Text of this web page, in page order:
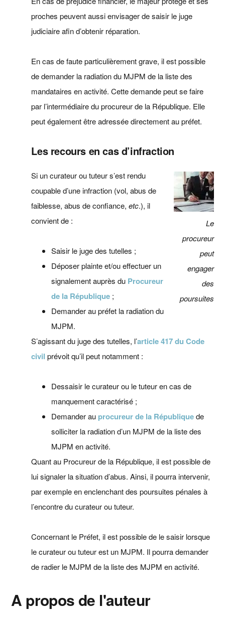
proches peuvent aussi envisager de saisir le juge
judiciaire afin d’obtenir réparation.
En cas de faute particulièrement grave, il est possible
de demander la radiation du MJPM de la liste des
mandataires en activité. Cette demande peut se faire
par l’intermédiaire du procureur de la République. Elle
peut également être adressée directement au préfet.
Les recours en cas d’infraction
Le
procureur
peut
engager
des
poursuites
Si un curateur ou tuteur s’est rendu
coupable d’une infraction (vol, abus de
faiblesse, abus de confiance,etc.), il
convient de :
Saisir le juge des tutelles ;
Déposer plainte et/ou effectuer un
signalement auprès du Procureur
de la République ;
Demander au préfet la radiation du
MJPM.
S’agissant du juge des tutelles, l’article 417 du Code
civil prévoit qu’il peut notamment :
Dessaisir le curateur ou le tuteur en cas de
manquement caractérisé ;
Demander au procureur de la Républiquede
solliciter la radiation d’un MJPM de la liste des
MJPM en activité.
Quant au Procureur de la République, il est possible de
lui signaler la situation d’abus. Ainsi, il pourra intervenir,
par exemple en enclenchant des poursuites pénales à
l’encontre du curateur ou tuteur.
Concernant le Préfet, il est possible de le saisir lorsque
le curateur ou tuteur est un MJPM. Il pourra demander
de radier le MJPM de la liste des MJPM en activité.
A propos de l'auteur